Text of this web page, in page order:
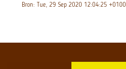
Bron: Tue, 29 Sep 2020 12:04:25 +0100